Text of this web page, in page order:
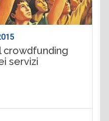
crowdfunding
servizi